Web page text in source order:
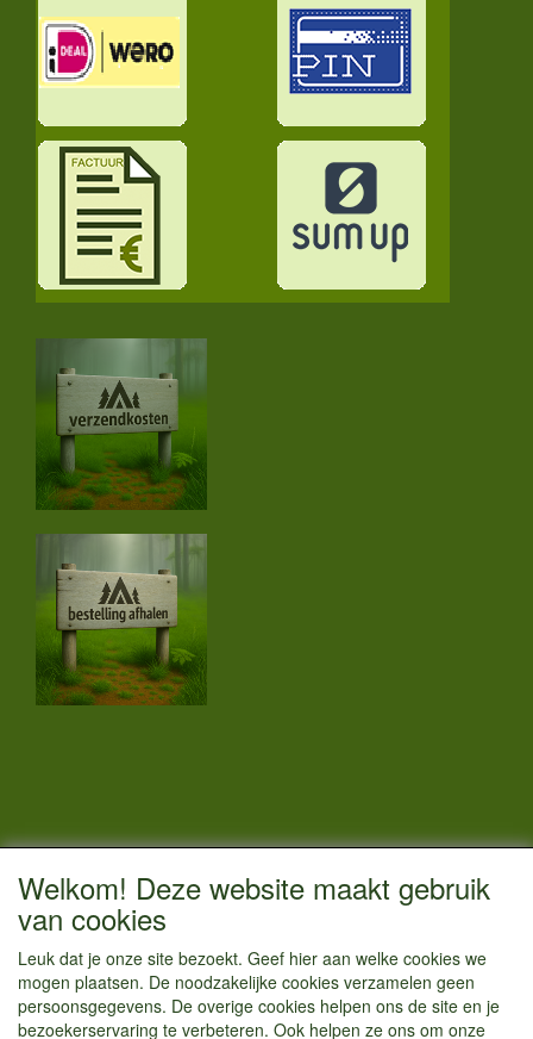
CONTACTGEGEVENS
Vestigingsadres:
Hoofdweg 36
1433 JW Kudelstaart
Welkom! Deze website maakt gebruik
van cookies
Leuk dat je onze site bezoekt. Geef hier aan welke cookies we
mogen plaatsen. De noodzakelijke cookies verzamelen geen
persoonsgegevens. De overige cookies helpen ons de site en je
bezoekerservaring te verbeteren. Ook helpen ze ons om onze